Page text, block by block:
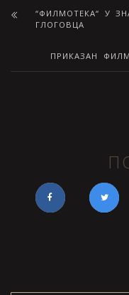
“ФИЛМОТЕКА“ У
ГЛОГОВЦА
ПРИКАЗАН